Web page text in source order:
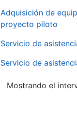
Adquisición de
proyecto piloto
Servicio de
Servicio de
Mostrando el